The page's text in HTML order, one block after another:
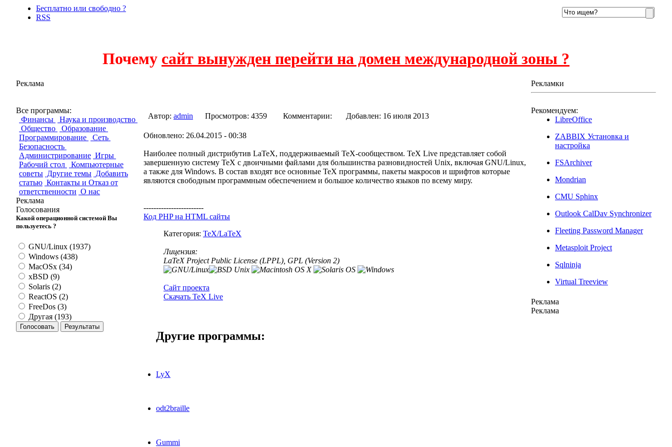
Бесплатно или свободно ?
RSS
Почему сайт вынужден перейти на домен международной зоны ?
Реклама
Все программы:
Финансы
Наука и производство
Общество
Образование
Программирование
Сеть
Безопасность
Администрирование Игры
Рабочий стол
Компьютерные
советы Другие темы Добавить
статью Контакты и Отказ от
ответственности О нас
Реклама
Голосования
Какой операционной системой Вы
пользуетесь ?
GNU/Linux (1937)
Windows (438)
MacOSx (34)
xBSD (9)
Solaris (2)
ReactOS (2)
FreeDos (3)
Другая (193)
Автор: admin Просмотров: 4359 Комментарии: Добавлен: 16 июля 2013
Обновлено: 26.04.2015 - 00:38
Наиболее полный дистрибутив LaTeX, поддерживаемый TeX-сообществом. TeX Live представляет собой
завершенную систему TeX с двоичными файлами для большинства разновидностей Unix, включая GNU/Linux,
а также для Windows. В состав входят все основные TeX программы, пакеты макросов и шрифтов которые
являются свободным программным обеспечением и большое количество языков по всему миру.
------------------------
Код PHP на HTML сайты
Категория: TeX/LaTeX
Лицензия:
LaTeX Project Public License (LPPL), GPL (Version 2)
Сайт проекта
Скачать TeX Live
Другие программы:
LyX
odt2braille
Gummi
Рекламки
Рекомендуем:
LibreOffice
ZABBIX Установка и
настройка
FSArchiver
Mondrian
CMU Sphinx
Outlook CalDav Synchronizer
Fleeting Password Manager
Metasploit Project
Sqlninja
Virtual Treeview
Реклама
Реклама